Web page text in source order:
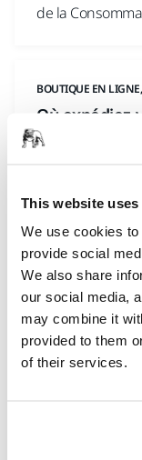
This website
We use cookies
provide social
We also share
our social media,
may combine it
provided to them
of their services.
de la
BOUTIQUE EN
Où
Nous
passées via
BOUTIQUE EN
Puis-je faire
autre
Vous pouvez
seulement si